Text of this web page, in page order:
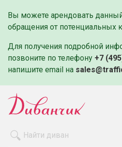
Вы можете арендовать данный
обращения от потенциальных
Для получения подробной
позвоните по телефону +7
напишите email на